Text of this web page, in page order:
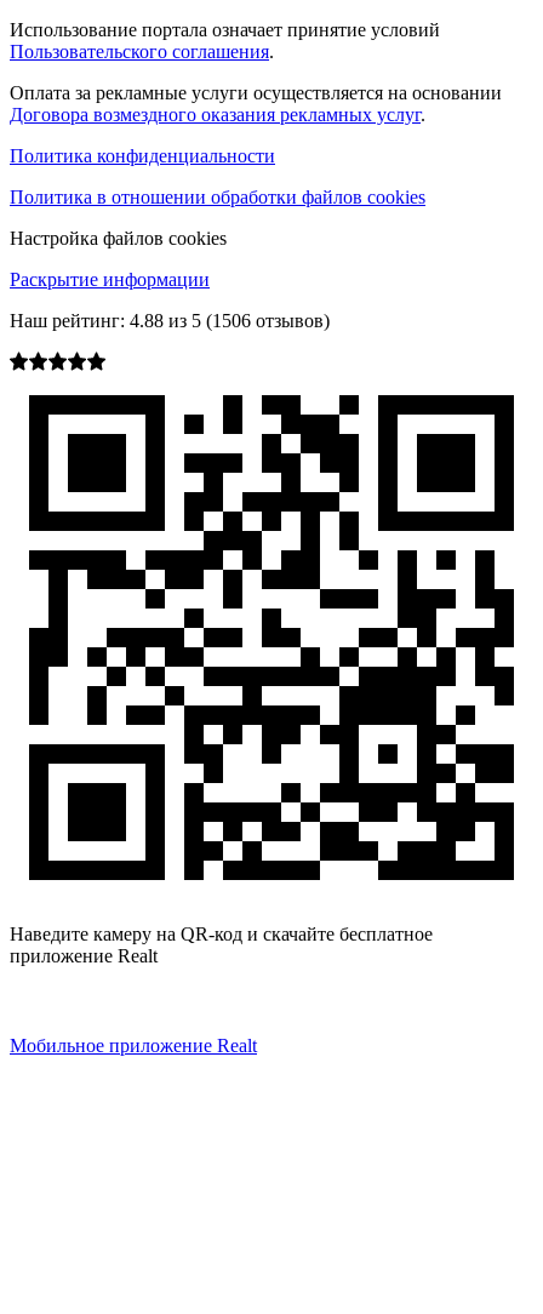
Использование портала означает принятие условий
Пользовательского соглашения.
Оплата за рекламные услуги осуществляется на основании
Договора возмездного оказания рекламных услуг.
Политика конфиденциальности
Политика в отношении обработки файлов cookies
Настройка файлов cookies
Раскрытие информации
Наш рейтинг: 4.88 из 5 (1506 отзывов)
Наведите камеру на QR-код и скачайте бесплатное
приложение Realt
Мобильное приложение Realt